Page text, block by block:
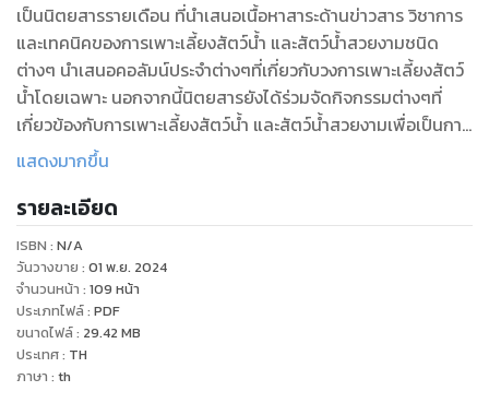
เป็นนิตยสารรายเดือน ที่นำเสนอเนื้อหาสาระด้านข่าวสาร วิชาการ
และเทคนิคของการเพาะเลี้ยงสัตว์น้ำ และสัตว์น้ำสวยงามชนิด
ต่างๆ นำเสนอคอลัมน์ประจำต่างๆที่เกี่ยวกับวงการเพาะเลี้ยงสัตว์
น้ำโดยเฉพาะ นอกจากนี้นิตยสารยังได้ร่วมจัดกิจกรรมต่างๆที่
เกี่ยวข้องกับการเพาะเลี้ยงสัตว์น้ำ และสัตว์น้ำสวยงามเพื่อเป็นการ
ประชาสัมพันธ์ให้เป็นที่รู้จักกันอย่างแพร่หลาย
แสดงมากขึ้น
รายละเอียด
ISBN : N/A
วันวางขาย : 01 พ.ย. 2024
จำนวนหน้า : 109 หน้า
ประเภทไฟล์: PDF
ขนาดไฟล์: 29.42 MB
ประเทศ: TH
ภาษา : th